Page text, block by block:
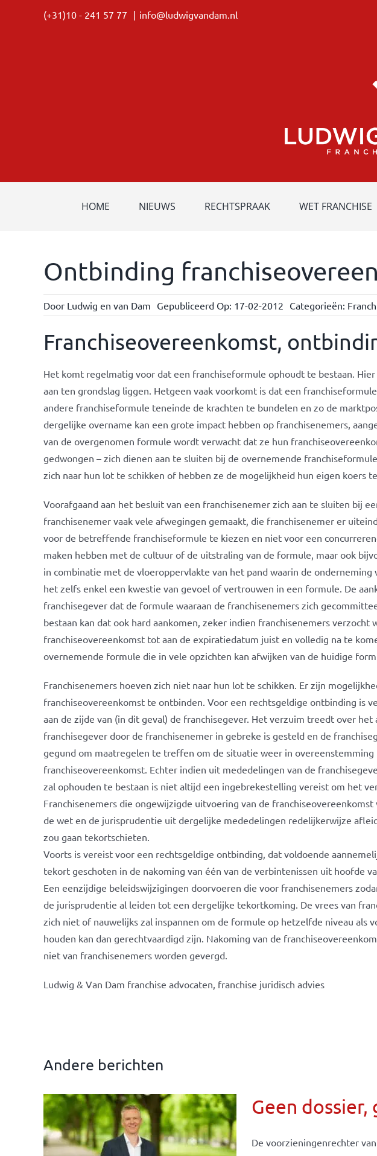
(+31)10 - 241 57 77 | info@ludwigvandam.nl
HOME NIEUWS RECHTSPRAAK WET FRANCHISE
Ontbinding
Door Ludwig en van Dam Gepubliceerd Op: 17-02-2012 Categorieën:
Franchiseovereenkomst,
Het komt regelmatig voor dat een franchiseformule ophoudt te bestaan.
aan ten grondslag liggen. Hetgeen vaak voorkomt is dat een
andere franchiseformule teneinde de krachten te bundelen en zo de
dergelijke overname kan een grote impact hebben op franchisenemers,
van de overgenomen formule wordt verwacht dat ze hun
gedwongen – zich dienen aan te sluiten bij de overnemende
zich naar hun lot te schikken of hebben ze de mogelijkheid hun eigen koers
Voorafgaand aan het besluit van een franchisenemer zich aan te sluiten bij
franchisenemer vaak vele afwegingen gemaakt, die franchisenemer er
voor de betreffende franchiseformule te kiezen en niet voor een
maken hebben met de cultuur of de uitstraling van de formule, maar ook
in combinatie met de vloeroppervlakte van het pand waarin de
het zelfs enkel een kwestie van gevoel of vertrouwen in een formule. De
franchisegever dat de formule waaraan de franchisenemers zich
bestaan kan dat ook hard aankomen, zeker indien franchisenemers verzocht
franchiseovereenkomst tot aan de expiratiedatum juist en volledig na te
overnemende formule die in vele opzichten kan afwijken van de huidige
Franchisenemers hoeven zich niet naar hun lot te schikken. Er zijn
franchiseovereenkomst te ontbinden. Voor een rechtsgeldige ontbinding is
aan de zijde van (in dit geval) de franchisegever. Het verzuim treedt over het
franchisegever door de franchisenemer in gebreke is gesteld en de
gegund om maatregelen te treffen om de situatie weer in
franchiseovereenkomst. Echter indien uit mededelingen van de
zal ophouden te bestaan is niet altijd een ingebrekestelling vereist om het
Franchisenemers die ongewijzigde uitvoering van de franchiseovereenkomst
de wet en de jurisprudentie uit dergelijke mededelingen redelijkerwijze
zou gaan tekortschieten.
Voorts is vereist voor een rechtsgeldige ontbinding, dat voldoende
tekort geschoten in de nakoming van één van de verbintenissen uit hoofde
Een eenzijdige beleidswijzigingen doorvoeren die voor franchisenemers
de jurisprudentie al leiden tot een dergelijke tekortkoming. De vrees van
zich niet of nauwelijks zal inspannen om de formule op hetzelfde niveau als
houden kan dan gerechtvaardigd zijn. Nakoming van de
niet van franchisenemers worden gevergd.
Ludwig & Van Dam franchise advocaten, franchise juridisch advies
Andere berichten
Geen
De voorzieningenrechter